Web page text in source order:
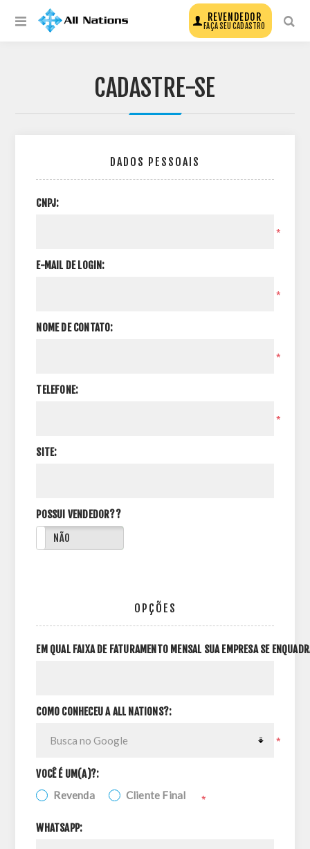
REVENDEDOR
FAÇA SEU CADASTRO
CADASTRE-SE
DADOS PESSOAIS
CNPJ:
*
E-MAIL DE LOGIN:
*
NOME DE CONTATO:
*
TELEFONE:
*
SITE:
POSSUI VENDEDOR??
NÃO
OPÇÕES
EM QUAL FAIXA DE FATURAMENTO MENSAL SUA EMPRESA SE
COMO CONHECEU A ALL NATIONS?:
*
VOCÊ É UM(A)?:
Revenda Cliente Final *
WHATSAPP: